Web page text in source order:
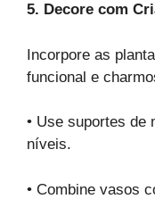
5. Decore com
Incorpore as
funcional e
• Use suportes de
níveis.
• Combine vasos